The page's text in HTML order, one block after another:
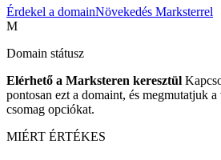
Érdekel a domainNövekedés Marksterrel
M
Domain státusz
Elérhető a Marksteren keresztül
pontosan ezt a domaint, és megmutatjuk a
csomag opciókat.
MIÉRT ÉRTÉKES